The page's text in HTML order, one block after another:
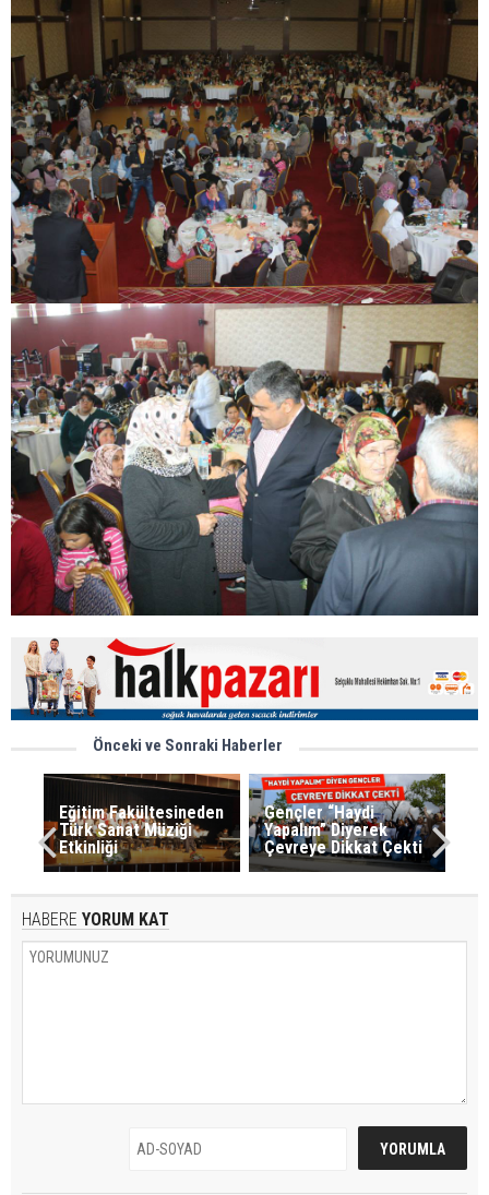
Önceki ve Sonraki Haberler
Eğitim Fakültesineden
Türk Sanat Müziği
Etkinliği
Gençler “Haydi
Yapalım” Diyerek
Çevreye Dikkat Çekti
HABERE YORUM KAT